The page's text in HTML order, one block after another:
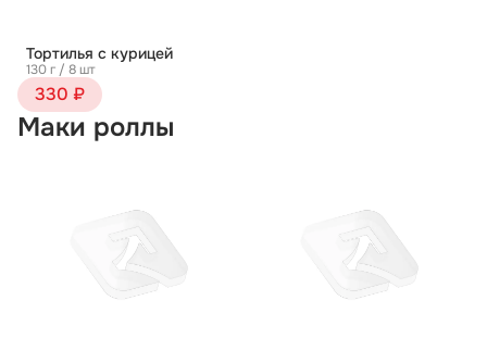
Тортилья с курицей
130 г / 8 шт
330 ₽
Маки роллы